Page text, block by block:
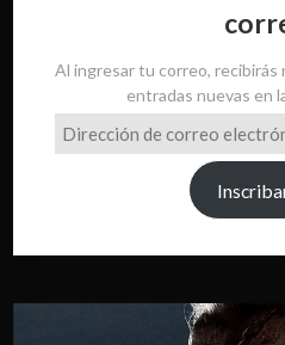
Al ingresar tu correo,
entradas nuevas en
Dirección
de